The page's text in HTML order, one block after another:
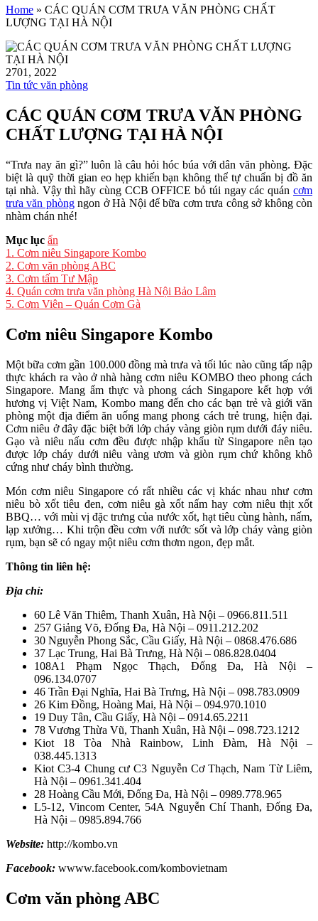
Home » CÁC QUÁN CƠM TRƯA VĂN PHÒNG CHẤT
LƯỢNG TẠI HÀ NỘI
2701, 2022
Tin tức văn phòng
CÁC QUÁN CƠM TRƯA VĂN PHÒNG
CHẤT LƯỢNG TẠI HÀ NỘI
“Trưa nay ăn gì?” luôn là câu hỏi hóc búa với dân văn phòng. Đặc
biệt là quỹ thời gian eo hẹp khiến bạn không thể tự chuẩn bị đồ ăn
tại nhà. Vậy thì hãy cùng CCB OFFICE bỏ túi ngay các quán cơm
trưa văn phòngngon ở Hà Nội để bữa cơm trưa công sở không còn
nhàm chán nhé!
Mục lục ẩn
1. Cơm niêu Singapore Kombo
2. Cơm văn phòng ABC
3. Cơm tấm Tư Mập
4. Quán cơm trưa văn phòng Hà Nội Bảo Lâm
5. Cơm Viên – Quán Cơm Gà
Cơm niêu Singapore Kombo
Một bữa cơm gần 100.000 đồng mà trưa và tối lúc nào cũng tấp nập
thực khách ra vào ở nhà hàng cơm niêu KOMBO theo phong cách
Singapore. Mang ẩm thực và phong cách Singapore kết hợp với
hương vị Việt Nam, Kombo mang đến cho các bạn trẻ và giới văn
phòng một địa điểm ăn uống mang phong cách trẻ trung, hiện đại.
Cơm niêu ở đây đặc biệt bởi lớp cháy vàng giòn rụm dưới đáy niêu.
Gạo và niêu nấu cơm đều được nhập khẩu từ Singapore nên tạo
được lớp cháy dưới niêu vàng ươm và giòn rụm chứ không khô
cứng như cháy bình thường.
Món cơm niêu Singapore có rất nhiều các vị khác nhau như cơm
niêu bò xốt tiêu đen, cơm niêu gà xốt nấm hay cơm niêu thịt xốt
BBQ… với mùi vị đặc trưng của nước xốt, hạt tiêu cùng hành, nấm,
lạp xưởng… Khi trộn đều cơm với nước sốt và lớp cháy vàng giòn
rụm, bạn sẽ có ngay một niêu cơm thơm ngon, đẹp mắt.
Thông tin liên hệ:
Địa chỉ:
60 Lê Văn Thiêm, Thanh Xuân, Hà Nội – 0966.811.511
257 Giảng Võ, Đống Đa, Hà Nội – 0911.212.202
30 Nguyễn Phong Sắc, Cầu Giấy, Hà Nội – 0868.476.686
37 Lạc Trung, Hai Bà Trưng, Hà Nội – 086.828.0404
108A1 Phạm Ngọc Thạch, Đống Đa, Hà Nội –
096.134.0707
46 Trần Đại Nghĩa, Hai Bà Trưng, Hà Nội – 098.783.0909
26 Kim Đồng, Hoàng Mai, Hà Nội – 094.970.1010
19 Duy Tân, Cầu Giấy, Hà Nội – 0914.65.2211
78 Vương Thừa Vũ, Thanh Xuân, Hà Nội – 098.723.1212
Kiot 18 Tòa Nhà Rainbow, Linh Đàm, Hà Nội –
038.445.1313
Kiot C3-4 Chung cư C3 Nguyễn Cơ Thạch, Nam Từ Liêm,
Hà Nội – 0961.341.404
28 Hoàng Cầu Mới, Đống Đa, Hà Nội – 0989.778.965
L5-12, Vincom Center, 54A Nguyễn Chí Thanh, Đống Đa,
Hà Nội – 0985.894.766
Website: http://kombo.vn
Facebook: wwww.facebook.com/kombovietnam
Cơm văn phòng ABC